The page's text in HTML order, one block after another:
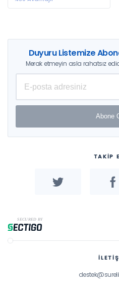
Duyuru Listemize
Merak etmeyin asla rahatsız
Abone
TAKİP